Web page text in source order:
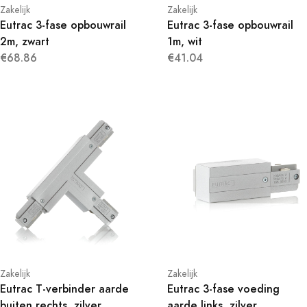
Zakelijk
Eutrac 3-fase opbouwrail
2m, zwart
€68.86
Zakelijk
Eutrac 3-fase opbouwrail
1m, wit
€41.04
Zakelijk
Eutrac T-verbinder aarde
Zakelijk
Eutrac 3-fase voeding